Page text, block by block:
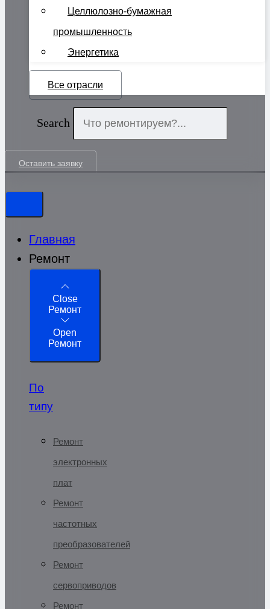
Целлюлозно-бумажная
промышленность
Энергетика
Все отрасли
Search
Оставить заявку
Главная
Ремонт
Close
Ремонт
Open
Ремонт
По
типу
Ремонт
электронных
плат
Ремонт
частотных
преобразователей
Ремонт
сервоприводов
Ремонт